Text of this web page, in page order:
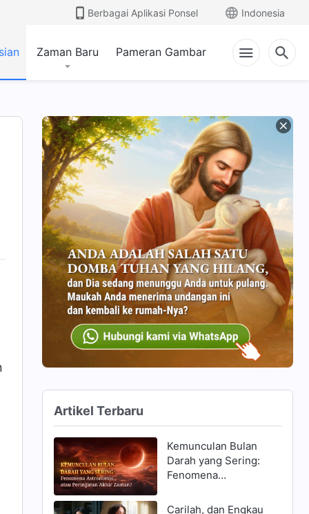
Berbagai Aplikasi Ponsel Indonesia
Zaman Baru Pameran Gambar
Artikel Terbaru
Kemunculan Bulan
Darah yang Sering:
Fenomena
Peringatan Akhir
Carilah, dan Engkau